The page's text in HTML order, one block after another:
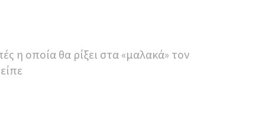
η οποία θα ρίξει στα «μαλακά» τον